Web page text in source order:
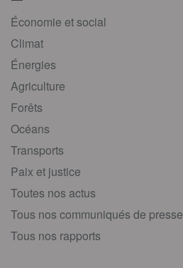
Économie et social
Climat
Énergies
Agriculture
Forêts
Océans
Transports
Paix et justice
Toutes nos actus
Tous nos communiqués de presse
Tous nos rapports